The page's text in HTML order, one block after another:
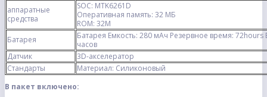
аппаратные
средства
SOC: MTK6261D
Оперативная память: 32 МБ
ROM: 32M
Батарея
Батарея Емкость: 280 мАч Резервное время:
часов
Датчик
3D-акселератор
Стандарты
Материал: Силиконовый
В пакет включено: